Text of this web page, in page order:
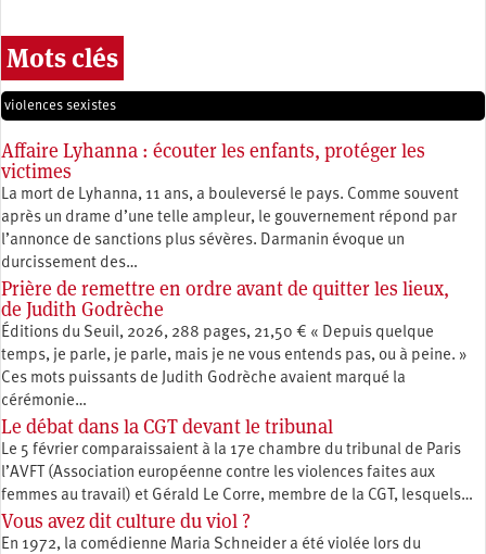
Mots clés
violences sexistes
Affaire Lyhanna : écouter les enfants, protéger les
victimes
La mort de Lyhanna, 11 ans, a bouleversé le pays. Comme souvent
après un drame d’une telle ampleur, le gouvernement répond par
l’annonce de sanctions plus sévères. Darmanin évoque un
durcissement des…
Prière de remettre en ordre avant de quitter les lieux,
de Judith Godrèche
Éditions du Seuil, 2026, 288 pages, 21,50 € « Depuis quelque
temps, je parle, je parle, mais je ne vous entends pas, ou à peine. »
Ces mots puissants de Judith Godrèche avaient marqué la
cérémonie…
Le débat dans la CGT devant le tribunal
Le 5 février comparaissaient à la 17e chambre du tribunal de Paris
l’AVFT (Association européenne contre les violences faites aux
femmes au travail) et Gérald Le Corre, membre de la CGT, lesquels…
Vous avez dit culture du viol ?
En 1972, la comédienne Maria Schneider a été violée lors du